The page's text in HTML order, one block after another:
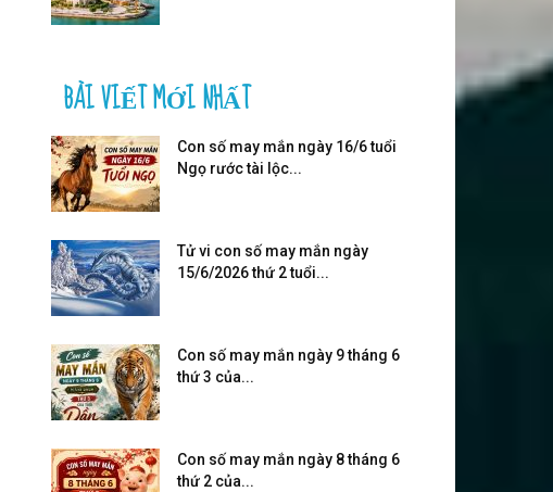
BÀI VIẾT MỚI NHẤT
Con số may mắn ngày 16/6 tuổi
Ngọ rước tài lộc...
Tử vi con số may mắn ngày
15/6/2026 thứ 2 tuổi...
Con số may mắn ngày 9 tháng 6
thứ 3 của...
Con số may mắn ngày 8 tháng 6
thứ 2 của...